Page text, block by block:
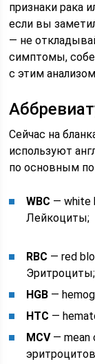
признаки рака
если вы
— не
симптомы,
с этим
Сейчас на
используют
по основным
WBC — white
Лейкоциты;
RBC — red
Эритроциты;
HGB —
HTC —
MCV — mean